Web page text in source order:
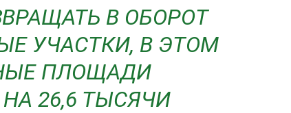
В ОБОРОТ
УЧАСТКИ, В ЭТОМ
ПЛОЩАДИ
26,6 ТЫСЯЧИ